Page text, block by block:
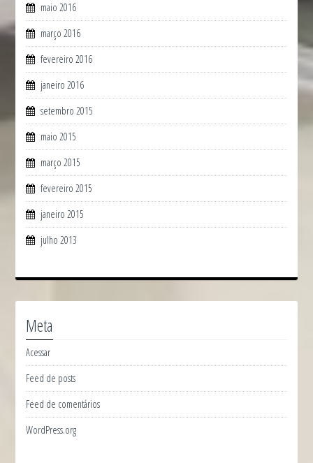
maio 2016
março 2016
fevereiro 2016
janeiro 2016
setembro 2015
maio 2015
março 2015
fevereiro 2015
janeiro 2015
julho 2013
Meta
Acessar
Feed de posts
Feed de comentários
WordPress.org